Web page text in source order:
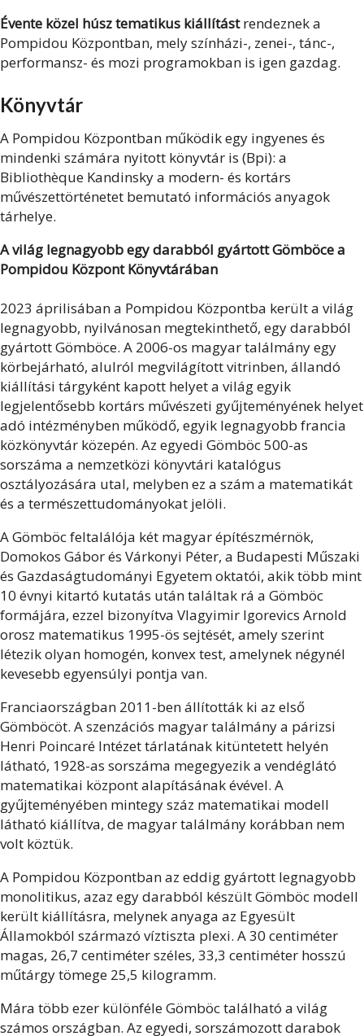
Évente közel húsz tematikus kiállítástrendeznek a
Pompidou Központban, mely színházi-, zenei-, tánc-,
performansz- és mozi programokban is igen gazdag.
Könyvtár
A Pompidou Központban működik egy ingyenes és
mindenki számára nyitott könyvtár is (Bpi): a
Bibliothèque Kandinsky a modern- és kortárs
művészettörténetet bemutató információs anyagok
tárhelye.
A világ legnagyobb egy darabból gyártott Gömböce a
Pompidou Központ Könyvtárában
2023 áprilisában a Pompidou Központba került a világ
legnagyobb, nyilvánosan megtekinthető, egy darabból
gyártott Gömböce. A 2006-os magyar találmány egy
körbejárható, alulról megvilágított vitrinben, állandó
kiállítási tárgyként kapott helyet a világ egyik
legjelentősebb kortárs művészeti gyűjteményének helyet
adó intézményben működő, egyik legnagyobb francia
közkönyvtár közepén. Az egyedi Gömböc 500-as
sorszáma a nemzetközi könyvtári katalógus
osztályozására utal, melyben ez a szám a matematikát
és a természettudományokat jelöli.
A Gömböc feltalálója két magyar építészmérnök,
Domokos Gábor és Várkonyi Péter, a Budapesti Műszaki
és Gazdaságtudományi Egyetem oktatói, akik több mint
10 évnyi kitartó kutatás után találtak rá a Gömböc
formájára, ezzel bizonyítva Vlagyimir Igorevics Arnold
orosz matematikus 1995-ös sejtését, amely szerint
létezik olyan homogén, konvex test, amelynek négynél
kevesebb egyensúlyi pontja van.
Franciaországban 2011-ben állították ki az első
Gömböcöt. A szenzációs magyar találmány a párizsi
Henri Poincaré Intézet tárlatának kitüntetett helyén
látható, 1928-as sorszáma megegyezik a vendéglátó
matematikai központ alapításának évével. A
gyűjteményében mintegy száz matematikai modell
látható kiállítva, de magyar találmány korábban nem
volt köztük.
A Pompidou Központban az eddig gyártott legnagyobb
monolitikus, azaz egy darabból készült Gömböc modell
került kiállításra, melynek anyaga az Egyesült
Államokból származó víztiszta plexi. A 30 centiméter
magas, 26,7 centiméter széles, 33,3 centiméter hosszú
műtárgy tömege 25,5 kilogramm.
Mára több ezer különféle Gömböc található a világ
számos országban. Az egyedi, sorszámozott darabok